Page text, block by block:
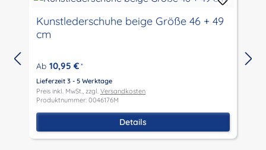
Kunstlederschuhe beige Größe 46 + 49
cm
Ab 10,95 € *
Lieferzeit 3 - 5 Werktage
Preis inkl. MwSt., zzgl. Versandkosten
Produktnummer: 0046176M
Details